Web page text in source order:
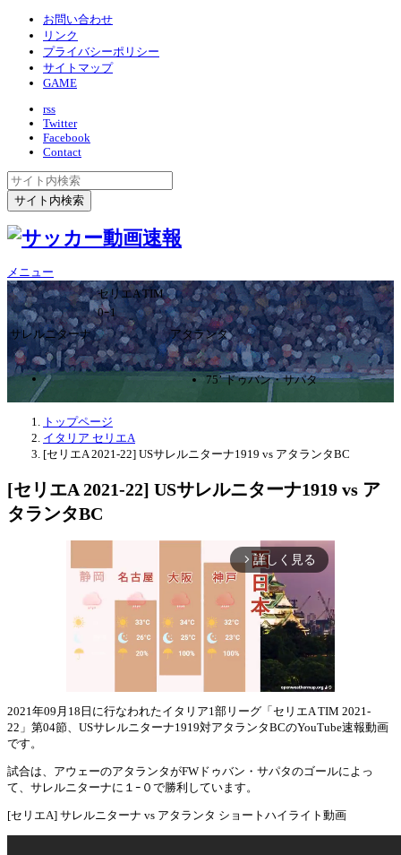
お問い合わせ
リンク
プライバシーポリシー
サイトマップ
GAME
rss
Twitter
Facebook
Contact
メニュー
セリエA TIM
0ｰ1
サレルニターナ
アタランタ
75’ ドゥバン・サパタ
トップページ
イタリア セリエA
[セリエA 2021-22] USサレルニターナ1919 vs アタランタBC
[セリエA 2021-22] USサレルニターナ1919 vs ア
タランタBC
arrow_forward_ios 詳しく見る
2021年09月18日に行なわれたイタリア1部リーグ「セリエA TIM 2021-
22」第04節、USサレルニターナ1919対アタランタBCのYouTube速報動画
です。
試合は、アウェーのアタランタがFWドゥバン・サパタのゴールによっ
て、サレルニターナに１ｰ０で勝利しています。
[セリエA] サレルニターナ vs アタランタ ショートハイライト動画